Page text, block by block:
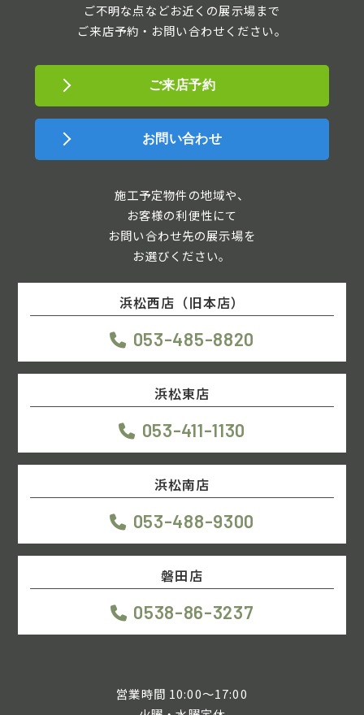
ご不明な点などお近くの展示場まで
ご来店予約・お問い合わせください。
ご来店予約
お問い合わせ
施工予定物件の地域や、
お客様の利便性にて
お問い合わせ先の展示場を
お選びください。
浜松西店（旧本店）
053-485-8820
浜松東店
053-411-1130
浜松南店
053-488-9300
磐田店
0538-86-3237
営業時間 10:00～17:00